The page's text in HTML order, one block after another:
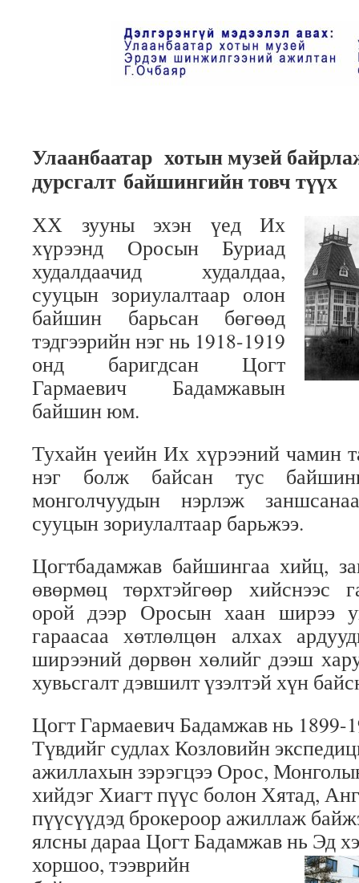
Улаанбаатар хотын музей
дурсгалт байшингийн товч түүх
ХХ зууны эхэн үед Их
хүрээнд Оросын Буриад
худалдаачид худалдаа,
сууцын зориулалтаар олон
байшин барьсан бөгөөд
тэдгээрийн нэг нь 1918-1919
онд баригдсан Цогт
Гармаевич Бадамжавын
байшин юм.
Тухайн үеийн Их хүрээний чамин
нэг болж байсан тус
монголчуудын нэрлэж
сууцын зориулалтаар барьжээ.
Цогтбадамжав байшингаа хийц,
өвөрмөц төрхтэйгөөр хийснээс
орой дээр Оросын хаан ширээ
гараасаа хөтлөлцөн алхах
ширээний дөрвөн хөлийг дээш
хувьсгалт дэвшилт үзэлтэй хүн
Цогт Гармаевич Бадамжав нь 1899-
Түвдийг судлах Козловийн
ажиллахын зэрэгцээ Орос,
хийдэг Хиагт пүүс болон Хятад,
пүүсүүдэд брокероор ажиллаж
ялсны дараа Цогт Бадамжав нь Эд
хоршоо, тээврийн